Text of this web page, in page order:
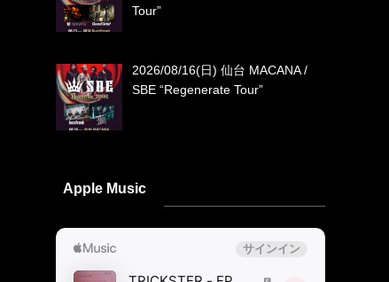
Tour”
2026/08/16(日) 仙台 MACANA /
SBE “Regenerate Tour”
Apple Music